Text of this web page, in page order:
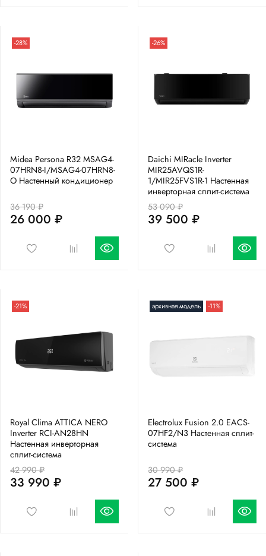
-28%
Midea Persona R32 MSAG4-
07HRN8-I/MSAG4-07HRN8-
O Настенный кондиционер
36 190 ₽
26 000 ₽
-26%
Daichi MIRacle Inverter
MIR25AVQS1R-
1/MIR25FVS1R-1 Настенная
инверторная сплит-система
53 090 ₽
39 500 ₽
-21%
Royal Clima ATTICA NERO
Inverter RCI-AN28HN
Настенная инверторная
сплит-система
42 990 ₽
33 990 ₽
архивная модель -11%
Electrolux Fusion 2.0 EACS-
07HF2/N3 Настенная сплит-
система
30 990 ₽
27 500 ₽